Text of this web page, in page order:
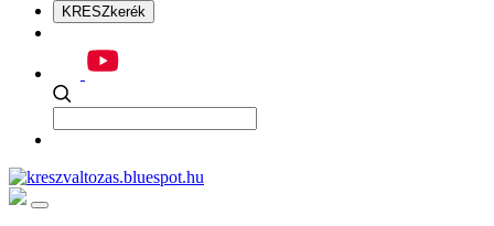
KRESZkerék